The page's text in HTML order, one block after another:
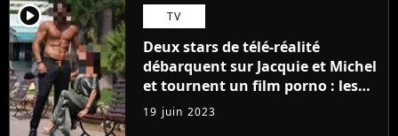
player2 TV
Deux stars de télé-réalité
débarquent sur Jacquie et Michel
et tournent un film porno : les
premières images du tournage
(exclu)
19 juin 2023